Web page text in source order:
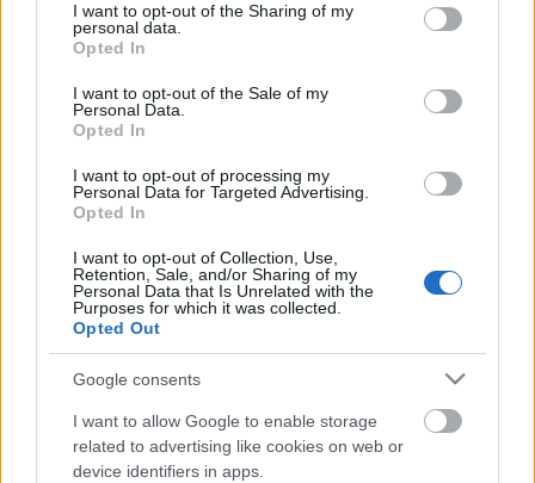
not limited to your visit or usage behaviour. You may click to
grant or deny consent to Google and its third-party tags to
use your data for below specified purposes in below Google
consent section.
I want to opt-out of the Sharing of my
personal data.
Opted In
I want to opt-out of the Sale of my
Personal Data.
Opted In
I want to opt-out of processing my
Personal Data for Targeted Advertising.
Opted In
I want to opt-out of Collection, Use,
Retention, Sale, and/or Sharing of my
Personal Data that Is Unrelated with the
Purposes for which it was collected.
Opted Out
Google consents
I want to allow Google to enable storage
related to advertising like cookies on web or
device identifiers in apps.
Τροποποίηση στον
Κανονισμό Διοίκησης –
Οργάνωση και Λειτουργία
Σ.Ε.Π.
Γενική Εφορεία
Ημ/νια Έκδοσης:29/06/2026
A/A:
Εφορεία Γενικής Εφορείας: Γενικός Έφορος